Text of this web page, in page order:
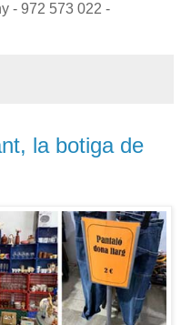
- 972 573 022 -
la botiga de